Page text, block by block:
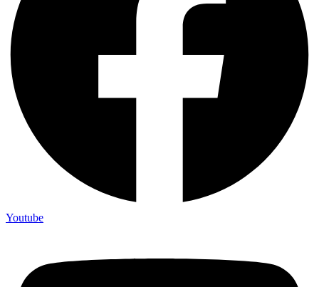
Youtube